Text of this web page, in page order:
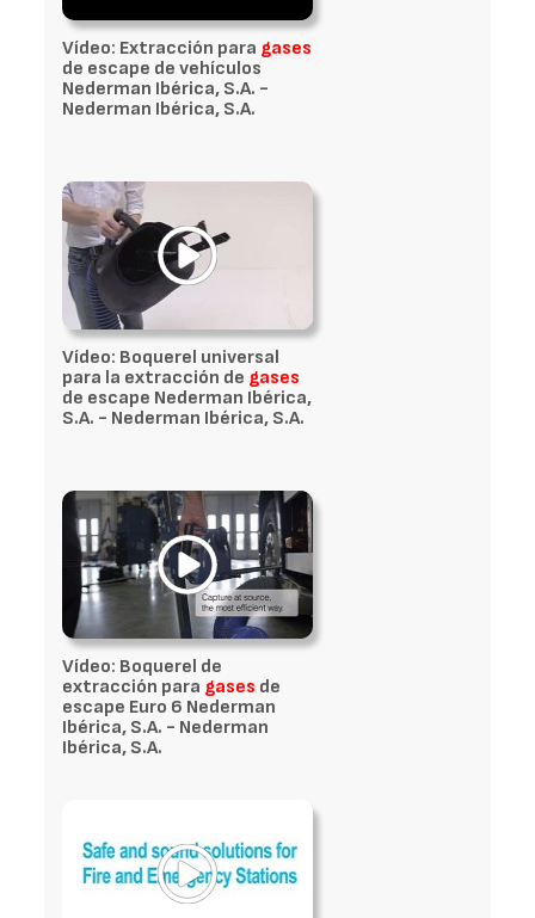
Vídeo: Extracción para gases
de escape de vehículos
Nederman Ibérica, S.A. -
Nederman Ibérica, S.A.
Vídeo: Boquerel universal
para la extracción de gases
de escape Nederman Ibérica,
S.A. - Nederman Ibérica, S.A.
Vídeo: Boquerel de
extracción para gases de
escape Euro 6 Nederman
Ibérica, S.A. - Nederman
Ibérica, S.A.